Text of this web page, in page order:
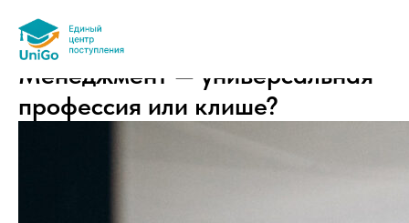
Менеджмент — универсальная
профессия или клише?